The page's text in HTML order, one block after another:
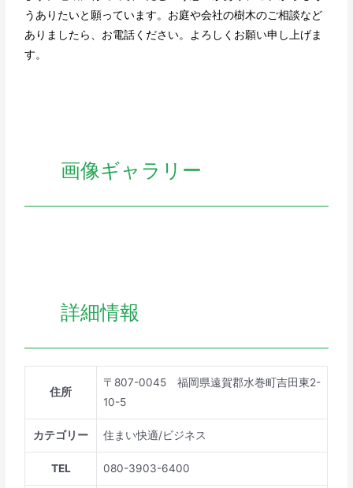
うありたいと願っています。お庭や会社の樹木のご相談など
ありましたら、お電話ください。よろしくお願い申し上げま
す。
画像ギャラリー
詳細情報
住所
〒807-0045 福岡県遠賀郡水巻町吉田東2-
10-5
カテゴリー 住まい快適/ビジネス
TEL 080-3903-6400